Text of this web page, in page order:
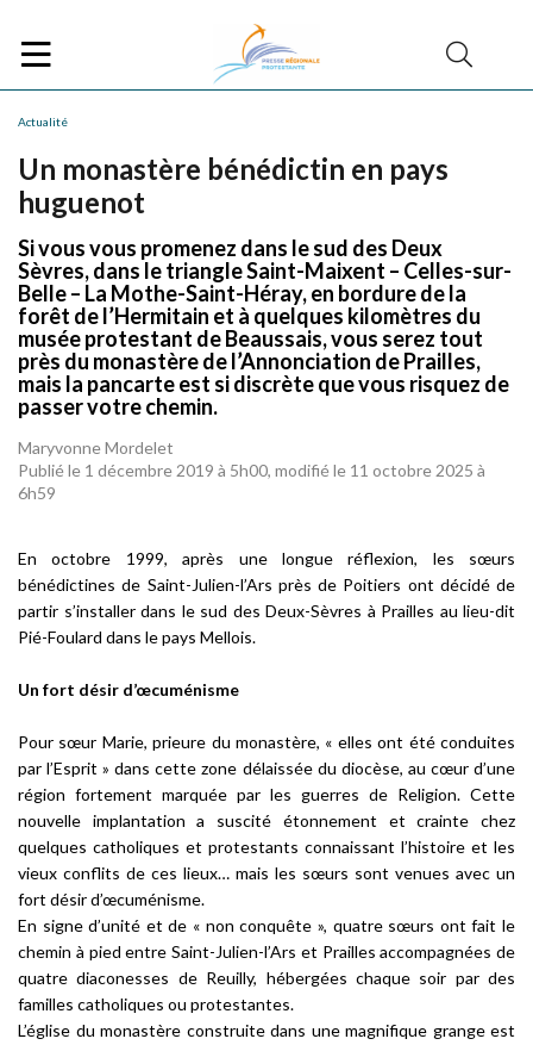
Actualité
Un monastère bénédictin en pays
huguenot
Si vous vous promenez dans le sud des Deux
Sèvres, dans le triangle Saint-Maixent – Celles-sur-
Belle – La Mothe-Saint-Héray, en bordure de la
forêt de l’Hermitain et à quelques kilomètres du
musée protestant de Beaussais, vous serez tout
près du monastère de l’Annonciation de Prailles,
mais la pancarte est si discrète que vous risquez de
passer votre chemin.
Maryvonne Mordelet
Publié le 1 décembre 2019 à 5h00, modifié le 11 octobre 2025 à
6h59
En octobre 1999, après une longue réflexion, les sœurs
bénédictines de Saint-Julien-l’Ars près de Poitiers ont décidé de
partir s’installer dans le sud des Deux-Sèvres à Prailles au lieu-dit
Pié-Foulard dans le pays Mellois.
Un fort désir d’œcuménisme
Pour sœur Marie, prieure du monastère, « elles ont été conduites
par l’Esprit » dans cette zone délaissée du diocèse, au cœur d’une
région fortement marquée par les guerres de Religion. Cette
nouvelle implantation a suscité étonnement et crainte chez
quelques catholiques et protestants connaissant l’histoire et les
vieux conflits de ces lieux… mais les sœurs sont venues avec un
fort désir d’œcuménisme.
En signe d’unité et de « non conquête », quatre sœurs ont fait le
chemin à pied entre Saint-Julien-l’Ars et Prailles accompagnées de
quatre diaconesses de Reuilly, hébergées chaque soir par des
familles catholiques ou protestantes.
L’église du monastère construite dans une magnifique grange est